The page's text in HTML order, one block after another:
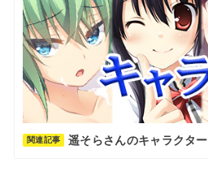
関連記事 遥そらさんのキャラクター